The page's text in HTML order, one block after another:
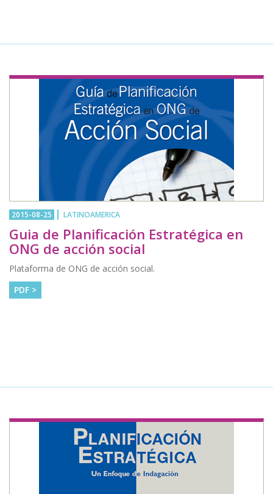
2015-08-25 LATINOAMERICA
Guia de Planificación Estratégica en
ONG de acción social
Plataforma de ONG de acción social.
PDF >